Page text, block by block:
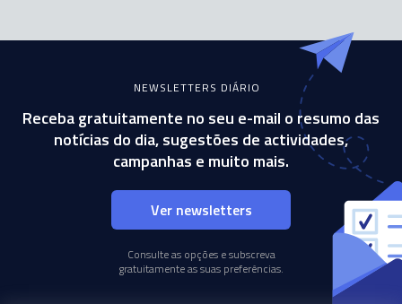
NEWSLETTERS DIÁRIO
Receba gratuitamente no seu e-mail o resumo das
notícias do dia, sugestões de actividades,
campanhas e muito mais.
Ver newsletters
Consulte as opções e subscreva
gratuitamente as suas preferências.